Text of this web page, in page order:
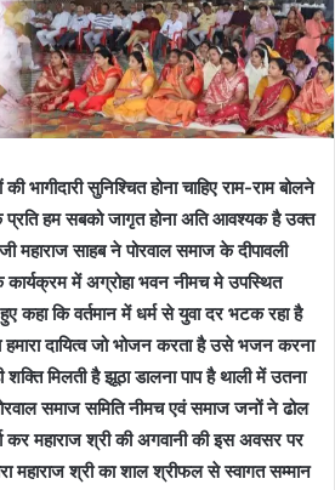
भागीदारी सुनिश्चित होना चाहिए राम-राम बोलने
प्रति हम सबको जागृत होना अति आवश्यक है उक्त
महाराज साहब ने पोरवाल समाज के दीपावली
में अग्रोहा भवन नीमच मे उपस्थित
कहा कि वर्तमान में धर्म से युवा दर भटक रहा है
दायित्व जो भोजन करता है उसे भजन करना
मिलती है झूठा डालना पाप है थाली में उतना
समाज समिति नीमच एवं समाज जनों ने ढोल
कर महाराज श्री की अगवानी कीइस अवसर पर
महाराज श्री का शाल श्रीफल से स्वागत सम्मान